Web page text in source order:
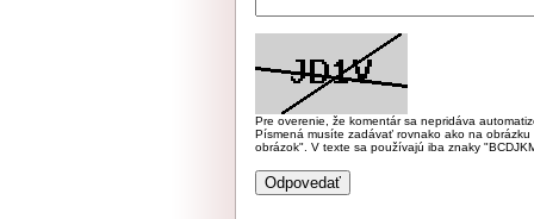
Pre overenie, že komentár sa nepridáva
Písmená musíte zadávať rovnako ako na
obrázok". V texte sa používajú iba znaky